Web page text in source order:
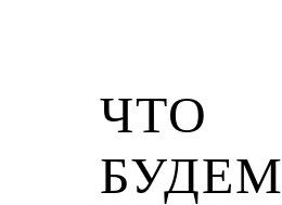
ЧТО
БУДЕМ